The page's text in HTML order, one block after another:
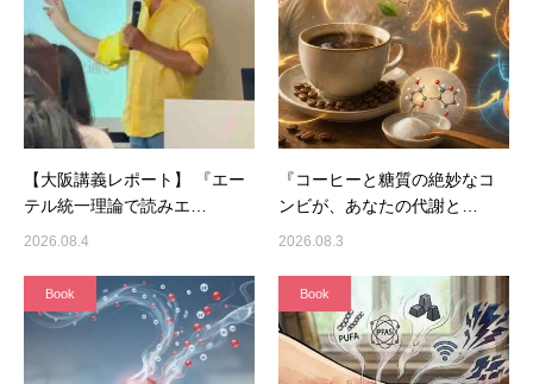
【大阪講義レポート】 『エー
テル統一理論で読みエ…
2026.08.4
『コーヒーと糖質の絶妙なコ
ンビが、あなたの代謝と…
2026.08.3
Book Book